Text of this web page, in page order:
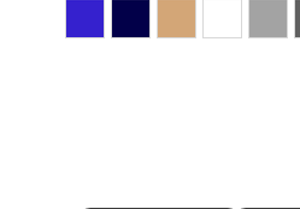
Azul Francia
Azul Marino
BeigeBlancoGris